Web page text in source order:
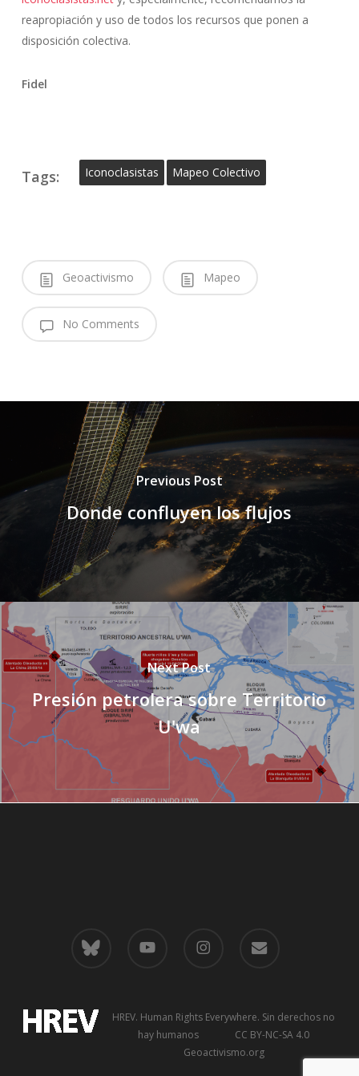
reapropiación y uso de todos los recursos que ponen a
disposición colectiva.
Fidel
Tags: Iconoclasistas Mapeo Colectivo
Geoactivismo Mapeo
No Comments
Previous Post
Donde confluyen los flujos
Next Post
Presión petrolera sobre Territorio
U'wa
HREV. Human Rights Everywhere. Sin derechos no
hay humanos CC BY-NC-SA 4.0
Geoactivismo.org